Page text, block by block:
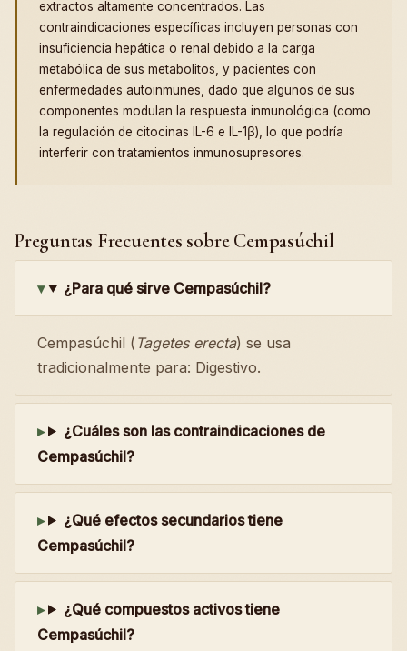
extractos altamente concentrados. Las
contraindicaciones específicas incluyen personas con
insuficiencia hepática o renal debido a la carga
metabólica de sus metabolitos, y pacientes con
enfermedades autoinmunes, dado que algunos de sus
componentes modulan la respuesta inmunológica (como
la regulación de citocinas IL-6 e IL-1β), lo que podría
interferir con tratamientos inmunosupresores.
Preguntas Frecuentes sobre Cempasúchil
¿Para qué sirve Cempasúchil?
Cempasúchil ( Tagetes erecta) se usa
tradicionalmente para: Digestivo.
¿Cuáles son las contraindicaciones de
Cempasúchil?
¿Qué efectos secundarios tiene
Cempasúchil?
¿Qué compuestos activos tiene
Cempasúchil?